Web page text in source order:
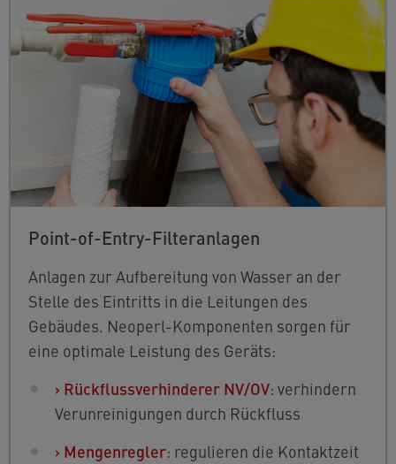
Point-of-Entry-Filteranlagen
Anlagen zur Aufbereitung von Wasser an der
Stelle des Eintritts in die Leitungen des
Gebäudes. Neoperl-Komponenten sorgen für
eine optimale Leistung des Geräts:
› Rückflussverhinderer NV/OV: verhindern
Verunreinigungen durch Rückfluss
› Mengenregler: regulieren die Kontaktzeit